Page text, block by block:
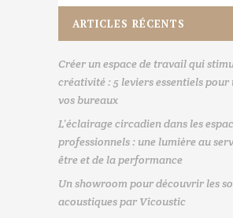
ARTICLES RÉCENTS
Créer un espace de travail qui
créativité : 5 leviers essentiels
vos bureaux
L’éclairage circadien dans les
professionnels : une lumière au
être et de la performance
Un showroom pour découvrir les
acoustiques par Vicoustic